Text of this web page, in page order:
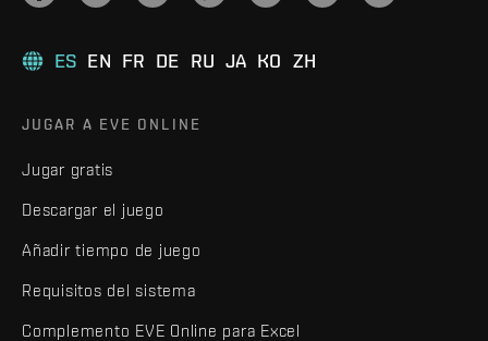
ES EN FR DE RU JA KO ZH
JUGAR A EVE ONLINE
Jugar gratis
Descargar el juego
Añadir tiempo de juego
Requisitos del sistema
Complemento EVE Online para Excel